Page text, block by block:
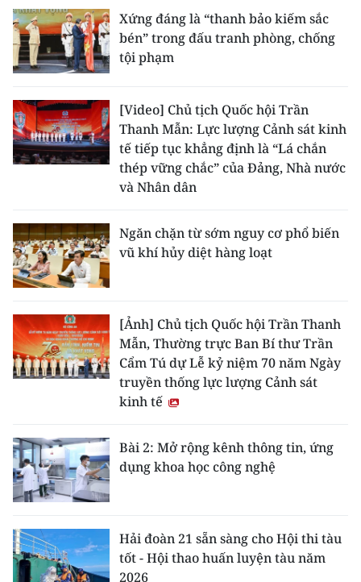
Xứng đáng là “thanh bảo kiếm sắc
bén” trong đấu tranh phòng, chống
tội phạm
[Video] Chủ tịch Quốc hội Trần
Thanh Mẫn: Lực lượng Cảnh sát kinh
tế tiếp tục khẳng định là “Lá chắn
thép vững chắc” của Đảng, Nhà nước
và Nhân dân
Ngăn chặn từ sớm nguy cơ phổ biến
vũ khí hủy diệt hàng loạt
[Ảnh] Chủ tịch Quốc hội Trần Thanh
Mẫn, Thường trực Ban Bí thư Trần
Cẩm Tú dự Lễ kỷ niệm 70 năm Ngày
truyền thống lực lượng Cảnh sát
kinh tế
Bài 2: Mở rộng kênh thông tin, ứng
dụng khoa học công nghệ
Hải đoàn 21 sẵn sàng cho Hội thi tàu
tốt - Hội thao huấn luyện tàu năm
2026